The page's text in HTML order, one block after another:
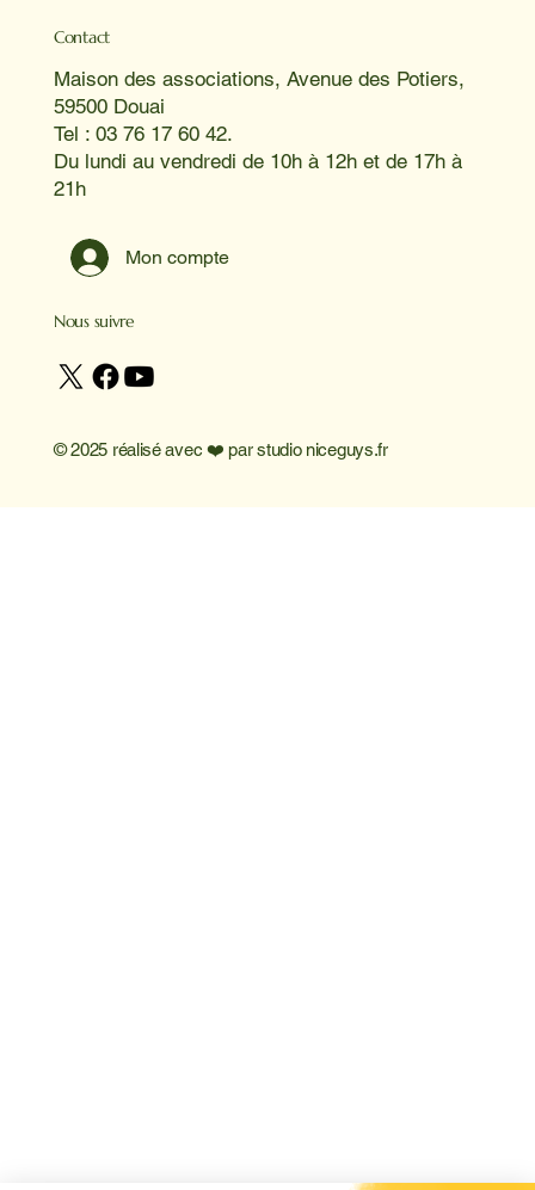
Contact
Maison des associations, Avenue des Potiers,
59500 Douai
Tel : 03 76 17 60 42.
Du lundi au vendredi de 10h à 12h et de 17h à
21h
Mon compte
Nous suivre
© 2025 réalisé avec ❤️ parstudio niceguys.fr